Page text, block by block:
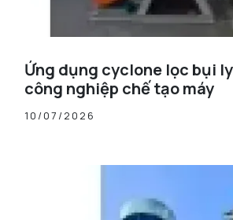
Ứng dụng cyclone lọc bụi
công nghiệp chế tạo máy
10/07/2026